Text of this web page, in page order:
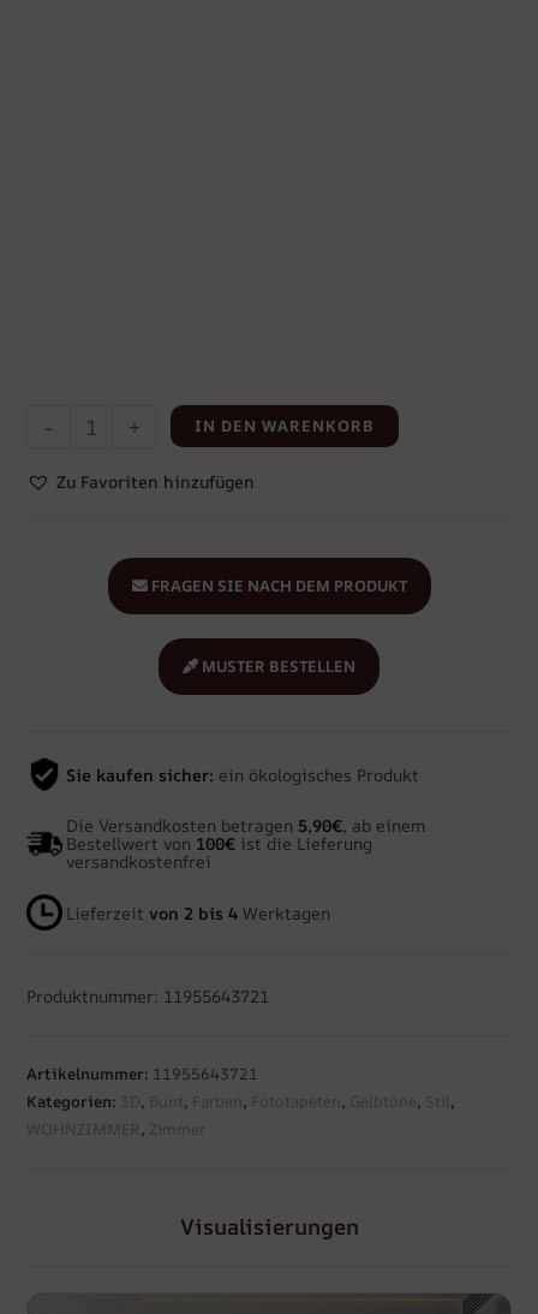
- + IN DEN WARENKORB
Zu Favoriten hinzufügen
MUSTER BESTELLEN
FRAGEN SIE NACH DEM PRODUKT
Sie kaufen sicher: ein ökologisches Produkt
Die Versandkosten betragen 5,90€, ab einem
Bestellwert von 100€ ist die Lieferung
versandkostenfrei
Lieferzeitvon 2 bis 4 Werktagen
Produktnummer: 11955643721
Artikelnummer: 11955643721
Kategorien: 3D , Bunt, Farben , Fototapeten , Gelbtöne, Stil,
WOHNZIMMER, Zimmer
Visualisierungen